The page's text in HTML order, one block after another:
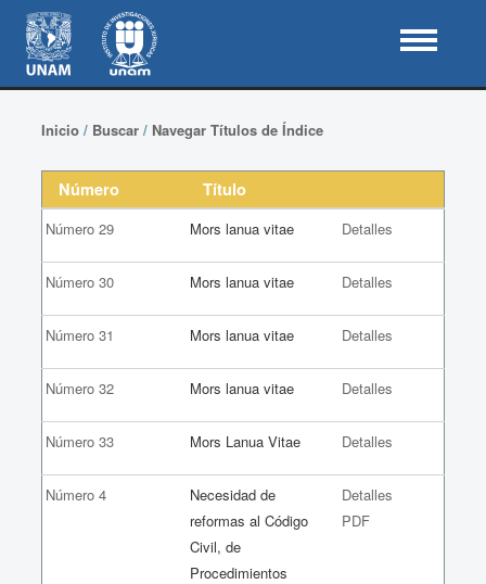
Inicio/ Buscar/ Navegar Títulos de Índice
Número Título
Número 29 Mors lanua vitae Detalles
Número 30 Mors lanua vitae Detalles
Número 31 Mors lanua vitae Detalles
Número 32 Mors lanua vitae Detalles
Número 33 Mors Lanua Vitae Detalles
Número 4
Necesidad de
reformas al Código
Civil, de
Procedimientos
Detalles
PDF